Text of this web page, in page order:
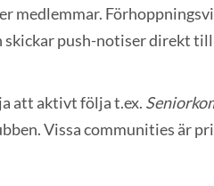
push-notiser direkt
att aktivt följa t.ex.
Vissa communities är